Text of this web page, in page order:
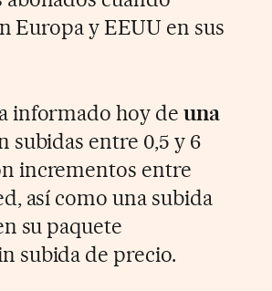
Europa y EEUU en sus
informado hoy deuna
subidas entre 0,5 y 6
incrementos entre
así como una subida
su paquete
subida de precio.